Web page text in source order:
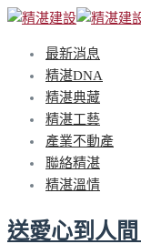
最新消息
精湛DNA
精湛典藏
精湛工藝
產業不動產
聯絡精湛
精湛溫情
送愛心到人